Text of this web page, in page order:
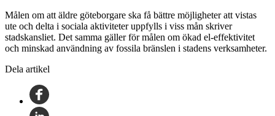
Målen om att äldre göteborgare ska få bättre möjligheter att vistas
ute och delta i sociala aktiviteter uppfylls i viss mån skriver
stadskansliet. Det samma gäller för målen om ökad el-effektivitet
och minskad användning av fossila bränslen i stadens verksamheter.
Dela artikel